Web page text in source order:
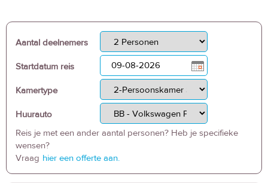
Aantal deelnemers
Startdatum reis
Kamertype
Huurauto
Reis je met een ander aantal personen? Heb je specifieke
wensen?
Vraag hier een offerte aan.